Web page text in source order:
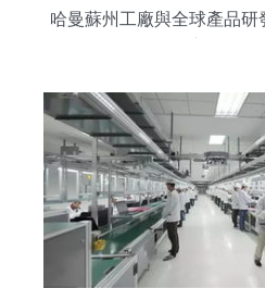
哈曼蘇州工廠與全球產品研